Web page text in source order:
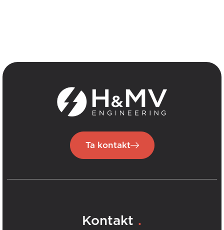
Ta kontakt
Kontakt .